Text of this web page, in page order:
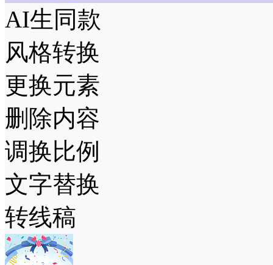
AI生同款
风格转换
更换元素
删除内容
调换比例
文字替换
转线稿